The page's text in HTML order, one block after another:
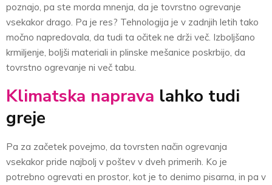
poznajo, pa ste morda mnenja, da je tovrstno ogrevanje
vsekakor drago. Pa je res? Tehnologija je v zadnjih letih tako
močno napredovala, da tudi ta očitek ne drži več. Izboljšano
krmiljenje, boljši materiali in plinske mešanice poskrbijo, da
tovrstno ogrevanje ni več tabu.
Klimatska naprava lahko tudi
greje
Pa za začetek povejmo, da tovrsten način ogrevanja
vsekakor pride najbolj v poštev v dveh primerih. Ko je
potrebno ogrevati en prostor, kot je to denimo pisarna, in pa v